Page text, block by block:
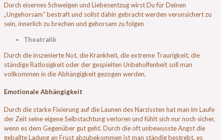
Durch eisernes Schweigen und Liebesentzug wirst Du für Deinen
„Ungehorsam“ bestraft und sollst dahin gebracht werden verunsichert zu
sein, innerlich zu brechen und gehorsam zu folgen
Theatralik
Durch die inszenierte Not, die Krankheit, die extreme Traurigkeit, die
ständige Ratlosigkeit oder der gespielten Unbeholfenheit soll man
vollkommen in die Abhängigkeit gezogen werden.
Emotionale Abhängigkeit
Durch die starke Fixierung auf die Launen des Narzissten hat man im Laufe
der Zeit seine eigene Selbstachtung verloren und fühlt sich nur noch sicher,
wenn es dem Gegenüber gut geht. Durch die oft unbewusste Angst die
geballte Ladung an Frust abzubekommen ist man ständig bestrebt, es